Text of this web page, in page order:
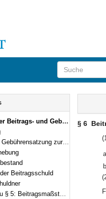
Bayerischen Staatsministeriums des Innernvom 20. Mai 2008, Az. IB4-1421.1-166 (AllMBl. S. 350) (§§ 1–16)
Gemeinde (Stadt, Markt, Zweckverband) …………(BGS/EWS)vom __.__.____ (§§ 1–16)
Beitragsschuld
– tatsächliche Geschossfläche“ (§ 5)
§ 6